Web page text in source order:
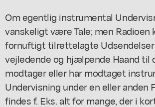
Om egentlig instrumental
vanskeligt være Tale; men Radioen
fornuftigt tilrettelagte
vejledende og hjælpende Haand til
modtager eller har modtaget
Undervisning under en eller anden
findes f. Eks. alt for mange, der i